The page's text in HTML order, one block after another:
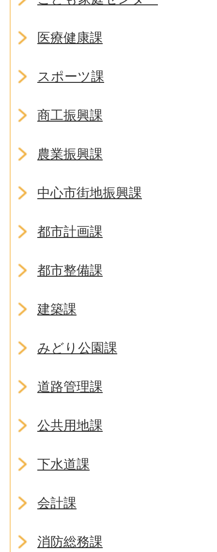
医療健康課
スポーツ課
商工振興課
農業振興課
中心市街地振興課
都市計画課
都市整備課
建築課
みどり公園課
道路管理課
公共用地課
下水道課
会計課
消防総務課